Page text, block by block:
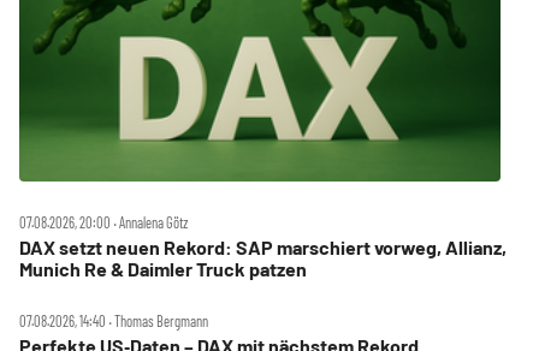
07.08.2026, 20:00 ‧ Annalena Götz
DAX setzt neuen Rekord: SAP marschiert vorweg, Allianz,
Munich Re & Daimler Truck patzen
07.08.2026, 14:40 ‧ Thomas Bergmann
Perfekte US‑Daten – DAX mit nächstem Rekord